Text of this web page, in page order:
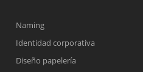
Naming
Identidad corporativa
Diseño papelería